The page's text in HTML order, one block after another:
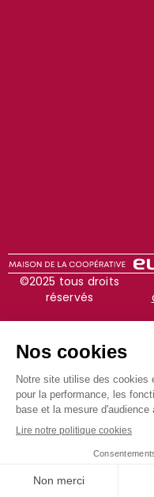
©2025 tous droits
réservés